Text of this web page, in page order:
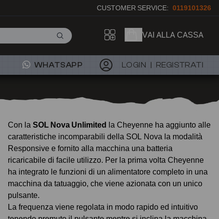
CUSTOMER SERVICE: 0119101326
VAI ALLA CASSA
WHATSAPP LOGIN REGISTRATI
Con la SOL Nova Unlimited la Cheyenne ha aggiunto alle
caratteristiche incomparabili della SOL Nova la modalità
Responsive e fornito alla macchina una batteria
ricaricabile di facile utilizzo. Per la prima volta Cheyenne
ha integrato le funzioni di un alimentatore completo in una
macchina da tatuaggio, che viene azionata con un unico
pulsante.
La frequenza viene regolata in modo rapido ed intuitivo